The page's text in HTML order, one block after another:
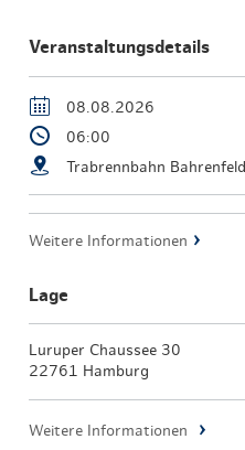
Veranstaltungsdetails
08.08.2026
06:00
Trabrennbahn Bahrenfeld
Weitere Informationen
Lage
Luruper Chaussee 30
22761 Hamburg
Weitere Informationen